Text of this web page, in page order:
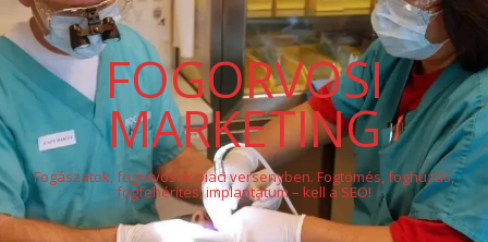
FOGORVOSI
MARKETING
Fogászatok, fogorvosok piaci versenyben. Fogtömés, foghúzás,
fogfehérítés, implantátum – kell a SEO!